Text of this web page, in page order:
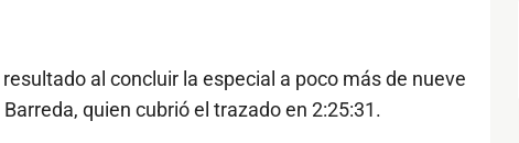
al concluir la especial a poco más de nueve
quien cubrió el trazado en 2:25:31.